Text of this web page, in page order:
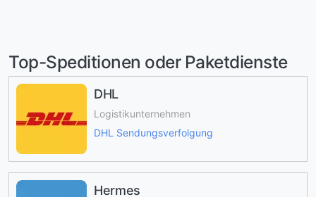
Top-Speditionen oder Paketdienste
DHL
Logistikunternehmen
DHL Sendungsverfolgung
Hermes